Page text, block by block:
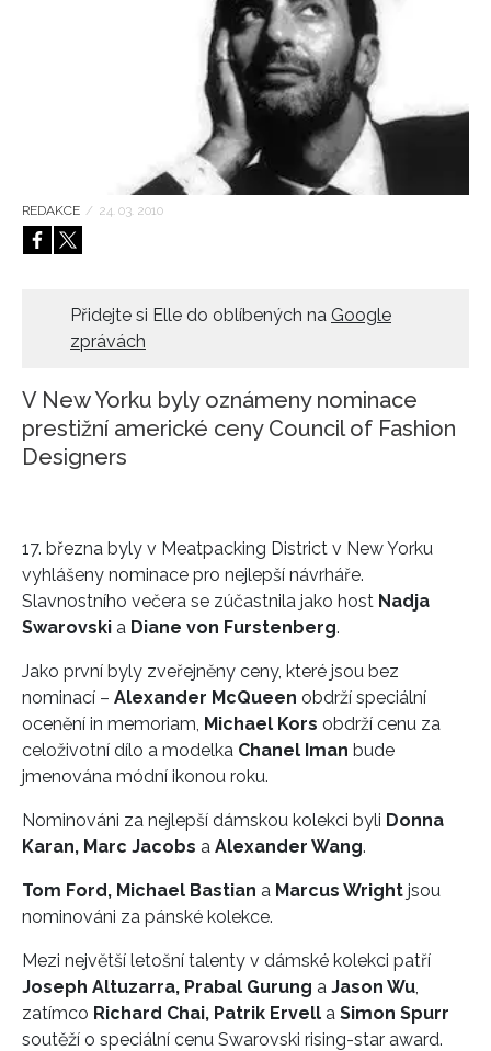
REDAKCE / 24. 03. 2010
Přidejte si Elle do oblíbených na Google
zprávách
V New Yorku byly oznámeny nominace
prestižní americké ceny Council of Fashion
Designers
17. března byly v Meatpacking District v New Yorku
vyhlášeny nominace pro nejlepší návrháře.
Slavnostního večera se zúčastnila jako host Nadja
Swarovski a Diane von Furstenberg.
Jako první byly zveřejněny ceny, které jsou bez
nominací – Alexander McQueen obdrží speciální
ocenění in memoriam, Michael Kors obdrží cenu za
celoživotní dílo a modelka Chanel Iman bude
jmenována módní ikonou roku.
Nominováni za nejlepší dámskou kolekci byli Donna
Karan, Marc Jacobs a Alexander Wang.
Tom Ford, Michael Bastian a Marcus Wright jsou
nominováni za pánské kolekce.
Mezi největší letošní talenty v dámské kolekci patří
Joseph Altuzarra, Prabal Gurung a Jason Wu
zatímco Richard Chai, Patrik Ervell a Simon Spurr
soutěží o speciální cenu Swarovski rising-star award.